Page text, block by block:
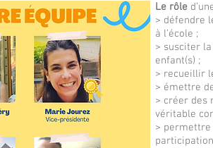
Le rôle
> défendre
à l’école ;
> susciter
enfant(s) ;
> recueillir
> émettre
> créer des
véritable
> permettre